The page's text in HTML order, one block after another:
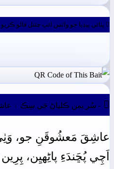
ڀٽائي پيڊيا جو واٽس ائپ چئنل فالو ڪريو
 - سُر يمن ڪلياڻ جَي سِڪ ۽
عاشِقَ مَعشُوقَنِ جو،
اَچِي پُڇَندَءِ پاڻِھيِن، پِرِين